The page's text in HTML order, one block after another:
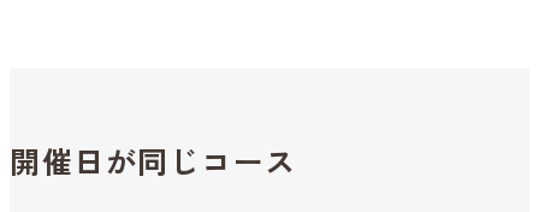
開催日が同じコース